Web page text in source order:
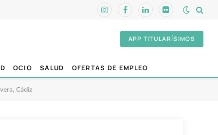
InstagramFacebookLinkedInFlickr
APP TITULARÍSIMOS
OCIO SALUD OFERTAS DE EMPLEO
Cádiz